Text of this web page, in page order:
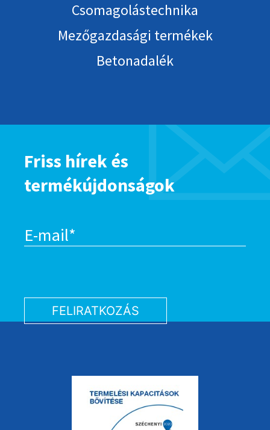
Csomagolástechnika
Mezőgazdasági termékek
Betonadalék
Friss hírek és
termékújdonságok